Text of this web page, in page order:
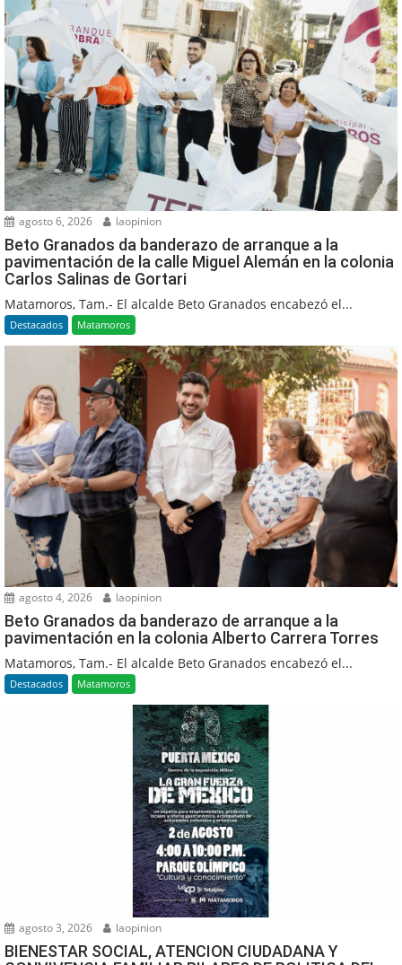
agosto 6, 2026 laopinion
Beto Granados da banderazo de arranque a la
pavimentación de la calle Miguel Alemán en la colonia
Carlos Salinas de Gortari
Matamoros, Tam.- El alcalde Beto Granados encabezó el...
Destacados Matamoros
agosto 4, 2026 laopinion
Beto Granados da banderazo de arranque a la
pavimentación en la colonia Alberto Carrera Torres
Matamoros, Tam.- El alcalde Beto Granados encabezó el...
Destacados Matamoros
agosto 3, 2026 laopinion
BIENESTAR SOCIAL, ATENCION CIUDADANA Y